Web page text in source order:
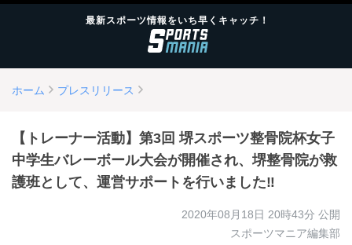
最新スポーツ情報をいち早くキャッチ！
ホーム プレスリリース
【トレーナー活動】第3回 堺スポーツ整骨院杯女子
中学生バレーボール大会が開催され、堺整骨院が救
護班として、運営サポートを行いました‼
2020年08月18日 20時43分 公開
スポーツマニア編集部